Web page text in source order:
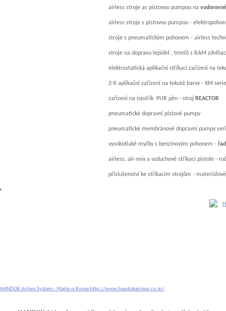
airless stroje as pístovou pumpou na
airless stroje s pístovou pumpou -
stroje s pneumatickým pohonem - airless
stroje na dopravu lepidel , tmelů s RAM
elektrostatická aplikační stříkací zařízení na
2-K aplikační zařízení na tekuté barvy - XM
zařízení na nástřik PUR pěn - stroj REACTOR
pneumatické dopravní pístové pumpy
pneumatické membránové dopravní pumpy
vysokotlaké myčky s benzínovým pohonem -
airless, air-mix a vzduchové stříkací pistole -
příslušenství ke stříkacím strojům -
HANDOK Airless System - Made in Korea http://www.handokairless.co.kr/